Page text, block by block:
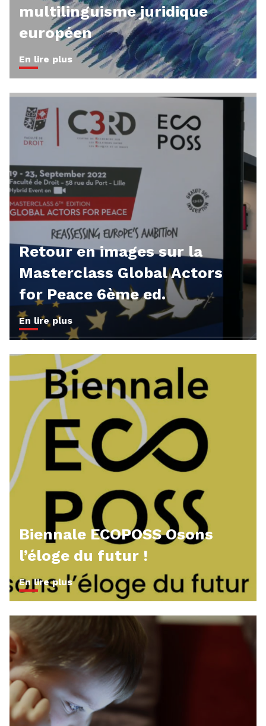
multilinguisme juridique
européen
En lire plus
Retour en images sur la
Masterclass Global Actors
for Peace 6ème ed.
En lire plus
Biennale ECOPOSS Osons
l’éloge du futur !
En lire plus